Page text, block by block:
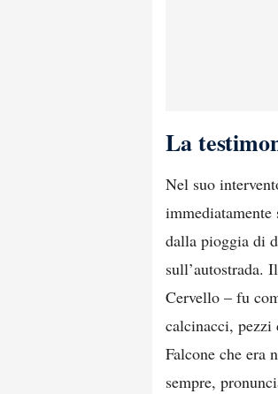
La
Nel suo
immediatamente
dalla pioggia di
sull’autostrada.
Cervello – fu
calcinacci,
Falcone che era
sempre,